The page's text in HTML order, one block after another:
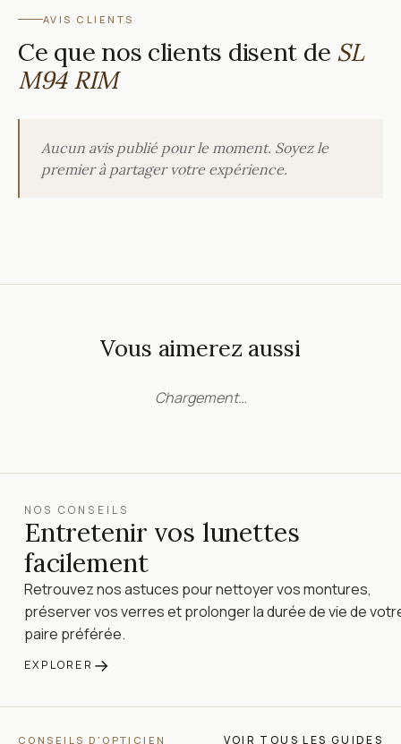
AVIS CLIENTS
Ce que nos clients disent de SL
M94 RIM
Aucun avis publié pour le moment. Soyez le
premier à partager votre expérience.
Vous aimerez aussi
Chargement…
NOS CONSEILS
Entretenir vos lunettes
facilement
Retrouvez nos astuces pour nettoyer vos montures,
préserver vos verres et prolonger la durée de vie de
paire préférée.
EXPLORER →
CONSEILS D'OPTICIEN VOIR TOUS LES GUIDES